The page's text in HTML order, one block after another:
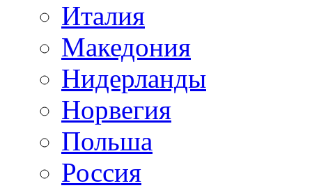
Италия
Македония
Нидерланды
Норвегия
Польша
Россия